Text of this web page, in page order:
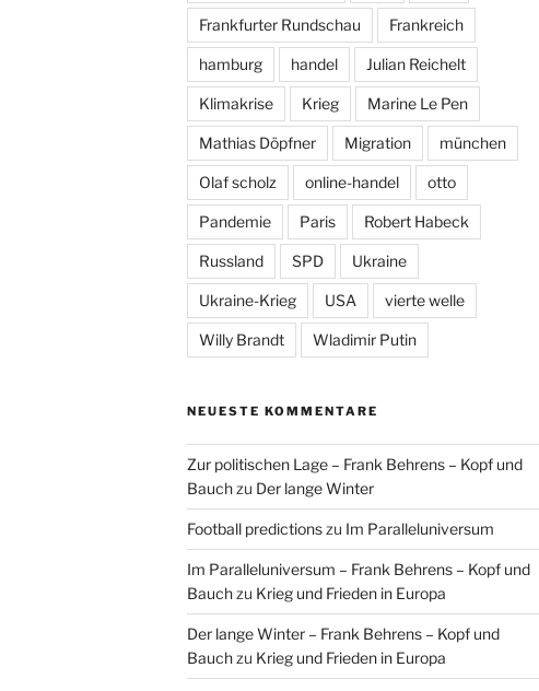
Frankfurter Rundschau Frankreich
hamburg handel Julian Reichelt
Klimakrise Krieg Marine Le Pen
Mathias Döpfner Migration münchen
Olaf scholz online-handel otto
Pandemie Paris Robert Habeck
Russland SPD Ukraine
Ukraine-Krieg USA vierte welle
Willy Brandt Wladimir Putin
NEUESTE KOMMENTARE
Zur politischen Lage – Frank Behrens – Kopf und
Bauchzu Der lange Winter
Football predictionszu Im Paralleluniversum
Im Paralleluniversum – Frank Behrens – Kopf und
Bauchzu Krieg und Frieden in Europa
Der lange Winter – Frank Behrens – Kopf und
Bauchzu Krieg und Frieden in Europa